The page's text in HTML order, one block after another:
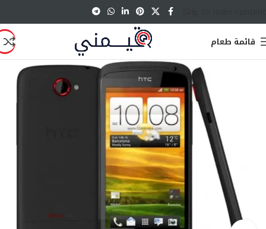
قائمة طعام